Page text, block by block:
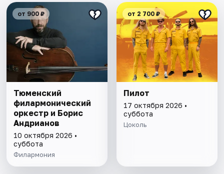
от 900 ₽
Тюменский
филармонический
оркестр и Борис
Андрианов
10 октября 2026 •
суббота
Филармония
от 2 700 ₽
Пилот
17 октября 2026 •
суббота
Цоколь